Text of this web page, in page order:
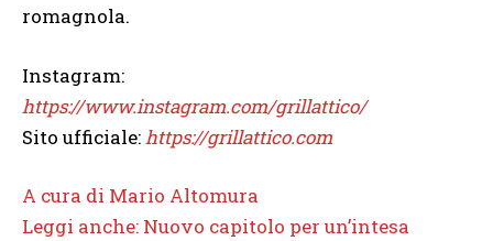
romagnola.
Instagram:
https://www.instagram.com/grillattico/
Sito ufficiale:https://grillattico.com
A cura di Mario Altomura
Leggi anche: Nuovo capitolo per un’intesa